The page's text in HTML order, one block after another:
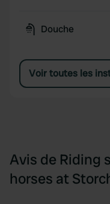
Douche
Voir toutes les
Avis de Riding
horses at